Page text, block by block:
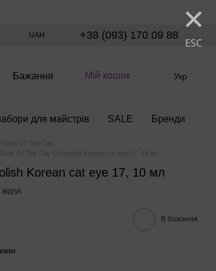
×
ESC
UAH +38 (093) 170 09 88
Бажання Мій кошик Укр
для майстрів SALE Бренди
Nails Of The Day
Of The Day Gel polish Korean cat eye 17, 10 мл
Korean cat eye 17, 10 мл
В бажання